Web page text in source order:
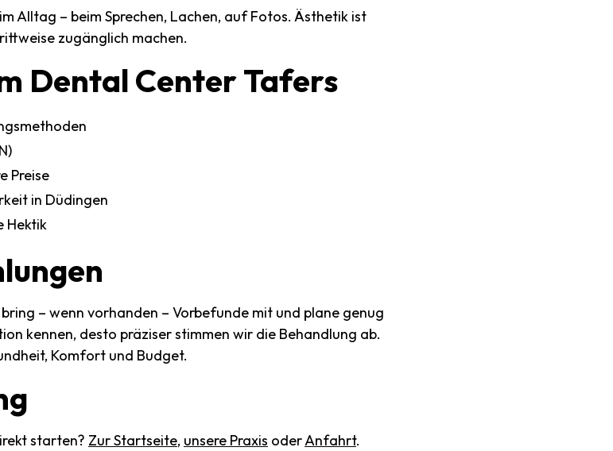
Alltag – beim Sprechen, Lachen, auf Fotos. Ästhetik ist
zugänglich machen.
Dental CenterTafers
Preise
in Düdingen
Hektik
– wenn vorhanden – Vorbefunde mit und plane genug
kennen, desto präziser stimmen wir die Behandlung ab.
Komfort und Budget.
starten? Zur Startseite, unsere Praxis oderAnfahrt.